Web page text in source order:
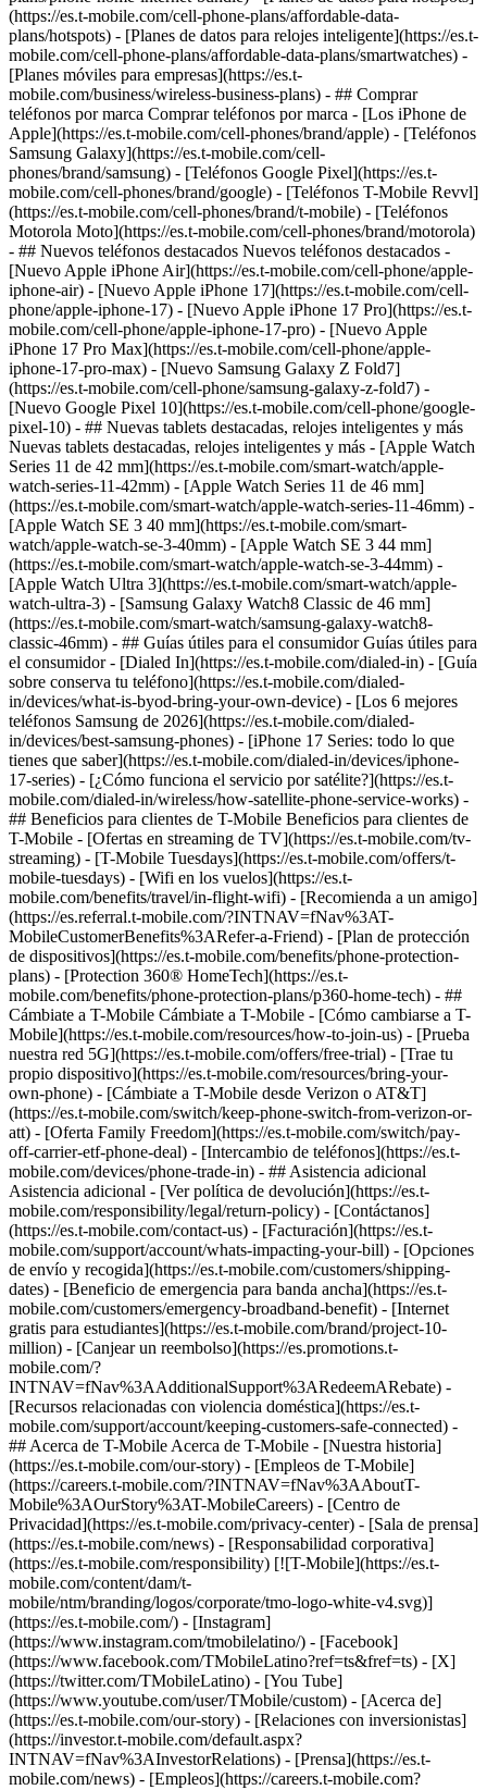
(https://es.t-mobile.com/cell-phone-plans/affordable-data-
plans/hotspots) - [Planes de datos para relojes inteligente](https://es.t-
mobile.com/cell-phone-plans/affordable-data-plans/smartwatches) -
[Planes móviles para empresas](https://es.t-
mobile.com/business/wireless-business-plans) - ## Comprar
teléfonos por marca Comprar teléfonos por marca - [Los iPhone de
Apple](https://es.t-mobile.com/cell-phones/brand/apple) - [Teléfonos
Samsung Galaxy](https://es.t-mobile.com/cell-
phones/brand/samsung) - [Teléfonos Google Pixel](https://es.t-
mobile.com/cell-phones/brand/google) - [Teléfonos T-Mobile Revvl]
(https://es.t-mobile.com/cell-phones/brand/t-mobile) - [Teléfonos
Motorola Moto](https://es.t-mobile.com/cell-phones/brand/motorola)
- ## Nuevos teléfonos destacados Nuevos teléfonos destacados -
[Nuevo Apple iPhone Air](https://es.t-mobile.com/cell-phone/apple-
iphone-air) - [Nuevo Apple iPhone 17](https://es.t-mobile.com/cell-
phone/apple-iphone-17) - [Nuevo Apple iPhone 17 Pro](https://es.t-
mobile.com/cell-phone/apple-iphone-17-pro) - [Nuevo Apple
iPhone 17 Pro Max](https://es.t-mobile.com/cell-phone/apple-
iphone-17-pro-max) - [Nuevo Samsung Galaxy Z Fold7]
(https://es.t-mobile.com/cell-phone/samsung-galaxy-z-fold7) -
[Nuevo Google Pixel 10](https://es.t-mobile.com/cell-phone/google-
pixel-10) - ## Nuevas tablets destacadas, relojes inteligentes y más
Nuevas tablets destacadas, relojes inteligentes y más - [Apple Watch
Series 11 de 42 mm](https://es.t-mobile.com/smart-watch/apple-
watch-series-11-42mm) - [Apple Watch Series 11 de 46 mm]
(https://es.t-mobile.com/smart-watch/apple-watch-series-11-46mm) -
[Apple Watch SE 3 40 mm](https://es.t-mobile.com/smart-
watch/apple-watch-se-3-40mm) - [Apple Watch SE 3 44 mm]
(https://es.t-mobile.com/smart-watch/apple-watch-se-3-44mm) -
[Apple Watch Ultra 3](https://es.t-mobile.com/smart-watch/apple-
watch-ultra-3) - [Samsung Galaxy Watch8 Classic de 46 mm]
(https://es.t-mobile.com/smart-watch/samsung-galaxy-watch8-
classic-46mm) - ## Guías útiles para el consumidor Guías útiles para
el consumidor - [Dialed In](https://es.t-mobile.com/dialed-in) - [Guía
sobre conserva tu teléfono](https://es.t-mobile.com/dialed-
in/devices/what-is-byod-bring-your-own-device) - [Los 6 mejores
teléfonos Samsung de 2026](https://es.t-mobile.com/dialed-
in/devices/best-samsung-phones) - [iPhone 17 Series: todo lo que
tienes que saber](https://es.t-mobile.com/dialed-in/devices/iphone-
17-series) - [¿Cómo funciona el servicio por satélite?](https://es.t-
mobile.com/dialed-in/wireless/how-satellite-phone-service-works) -
## Beneficios para clientes de T-Mobile Beneficios para clientes de
T-Mobile - [Ofertas en streaming de TV](https://es.t-mobile.com/tv-
streaming) - [T-Mobile Tuesdays](https://es.t-mobile.com/offers/t-
mobile-tuesdays) - [Wifi en los vuelos](https://es.t-
mobile.com/benefits/travel/in-flight-wifi) - [Recomienda a un amigo]
(https://es.referral.t-mobile.com/?INTNAV=fNav%3AT-
MobileCustomerBenefits%3ARefer-a-Friend) - [Plan de protección
de dispositivos](https://es.t-mobile.com/benefits/phone-protection-
plans) - [Protection 360® HomeTech](https://es.t-
mobile.com/benefits/phone-protection-plans/p360-home-tech) - ##
Cámbiate a T-Mobile Cámbiate a T-Mobile - [Cómo cambiarse a T-
Mobile](https://es.t-mobile.com/resources/how-to-join-us) - [Prueba
nuestra red 5G](https://es.t-mobile.com/offers/free-trial) - [Trae tu
propio dispositivo](https://es.t-mobile.com/resources/bring-your-
own-phone) - [Cámbiate a T-Mobile desde Verizon o AT&T]
(https://es.t-mobile.com/switch/keep-phone-switch-from-verizon-or-
att) - [Oferta Family Freedom](https://es.t-mobile.com/switch/pay-
off-carrier-etf-phone-deal) - [Intercambio de teléfonos](https://es.t-
mobile.com/devices/phone-trade-in) - ## Asistencia adicional
Asistencia adicional - [Ver política de devolución](https://es.t-
mobile.com/responsibility/legal/return-policy) - [Contáctanos]
(https://es.t-mobile.com/contact-us) - [Facturación](https://es.t-
mobile.com/support/account/whats-impacting-your-bill) - [Opciones
de envío y recogida](https://es.t-mobile.com/customers/shipping-
dates) - [Beneficio de emergencia para banda ancha](https://es.t-
mobile.com/customers/emergency-broadband-benefit) - [Internet
gratis para estudiantes](https://es.t-mobile.com/brand/project-10-
million) - [Canjear un reembolso](https://es.promotions.t-
mobile.com/?
INTNAV=fNav%3AAdditionalSupport%3ARedeemARebate) -
[Recursos relacionadas con violencia doméstica](https://es.t-
mobile.com/support/account/keeping-customers-safe-connected) -
## Acerca de T-Mobile Acerca de T-Mobile - [Nuestra historia]
(https://es.t-mobile.com/our-story) - [Empleos de T-Mobile]
(https://careers.t-mobile.com/?INTNAV=fNav%3AAboutT-
Mobile%3AOurStory%3AT-MobileCareers) - [Centro de
Privacidad](https://es.t-mobile.com/privacy-center) - [Sala de prensa]
(https://es.t-mobile.com/news) - [Responsabilidad corporativa]
(https://es.t-mobile.com/responsibility) [![T-Mobile](https://es.t-
mobile.com/content/dam/t-
mobile/ntm/branding/logos/corporate/tmo-logo-white-v4.svg)]
(https://es.t-mobile.com/) - [Instagram]
(https://www.instagram.com/tmobilelatino/) - [Facebook]
(https://www.facebook.com/TMobileLatino?ref=ts&fref=ts) - [X]
(https://twitter.com/TMobileLatino) - [You Tube]
(https://www.youtube.com/user/TMobile/custom) - [Acerca de]
(https://es.t-mobile.com/our-story) - [Relaciones con inversionistas]
(https://investor.t-mobile.com/default.aspx?
INTNAV=fNav%3AInvestorRelations) - [Prensa](https://es.t-
mobile.com/news) - [Empleos](https://careers.t-mobile.com?